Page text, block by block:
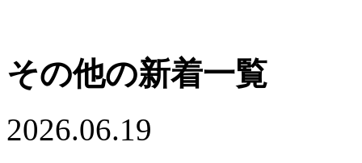
その他の新着一覧
2026.06.19